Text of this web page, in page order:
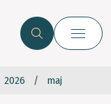
2026 maj